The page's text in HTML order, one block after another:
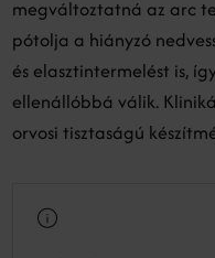
megváltoztatná az arc
pótolja a hiányzó
és elasztintermelést is,
ellenállóbbá válik.
orvosi tisztaságú